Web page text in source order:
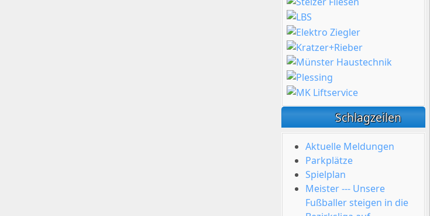
Schlagzeilen
Aktuelle Meldungen
Parkplätze
Spielplan
Meister --- Unsere
Fußballer steigen in die